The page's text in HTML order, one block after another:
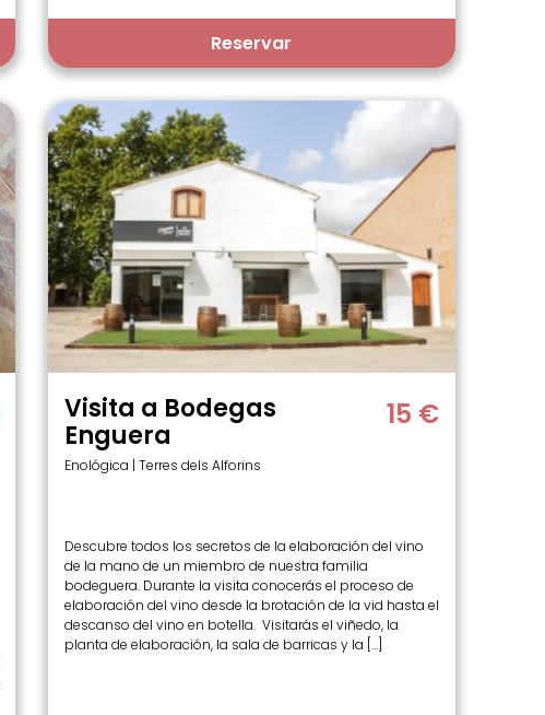
Reservar
Visita a Bodegas
Enguera
Enológica | Terres dels Alforins
15 €
Descubre todos los secretos de la elaboración del vino
de la mano de un miembro de nuestra familia
bodeguera. Durante la visita conocerás el proceso de
elaboración del vino desde la brotación de la vid hasta el
descanso del vino en botella. Visitarás el viñedo, la
planta de elaboración, la sala de barricas y la […]